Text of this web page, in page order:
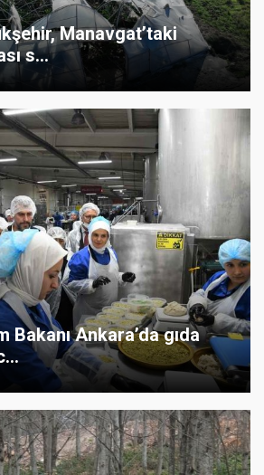
Manavgat’taki
s...
Bakanı Ankara’da gıda